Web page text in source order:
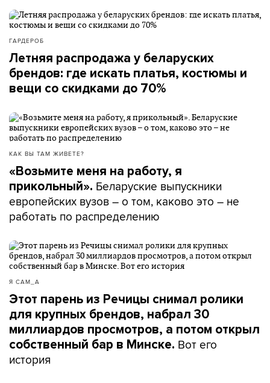
ГАРДЕРОБ
Летняя распродажа у беларуских
брендов: где искать платья, костюмы и
вещи со скидками до 70%
КАК ВЫ ТАМ ЖИВЕТЕ?
«Возьмите меня на работу, я
прикольный». Беларуские выпускники
европейских вузов – о том, каково это – не
работать по распределению
Я САМ_А
Этот парень из Речицы снимал ролики
для крупных брендов, набрал 30
миллиардов просмотров, а потом открыл
собственный бар в Минске. Вот его
история